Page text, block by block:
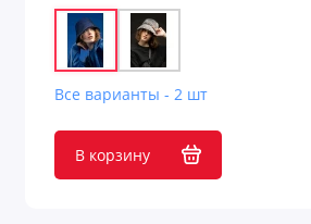
Все варианты - 2 шт
В корзину